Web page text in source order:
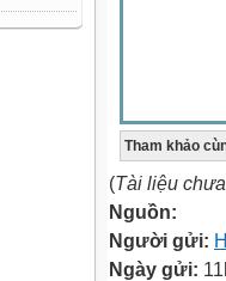
Tham khảo
(Tài liệu
Nguồn:
Người gửi:
Ngày gửi: